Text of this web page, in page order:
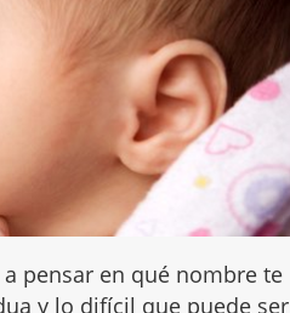
pensar en qué nombre te
y lo difícil que puede ser